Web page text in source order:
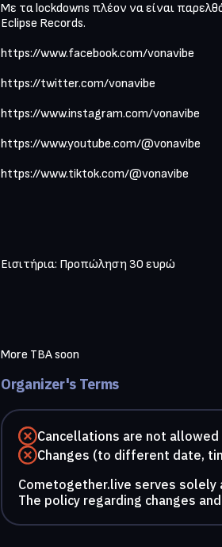
Με τα lockdowns πλέον να είναι
Eclipse Records.
https://www.facebook.com/vonavibe
https://twitter.com/vonavibe
https://www.instagram.com/vonavibe
https://www.youtube.com/@vonavibe
https://www.tiktok.com/@vonavibe
Eισιτήρια: Προπώληση 30 ευρώ
More TBA soon
Organizer's Terms
Cancellations are not allowed
Changes (to different date,
Cometogether.live serves
The policy regarding changes